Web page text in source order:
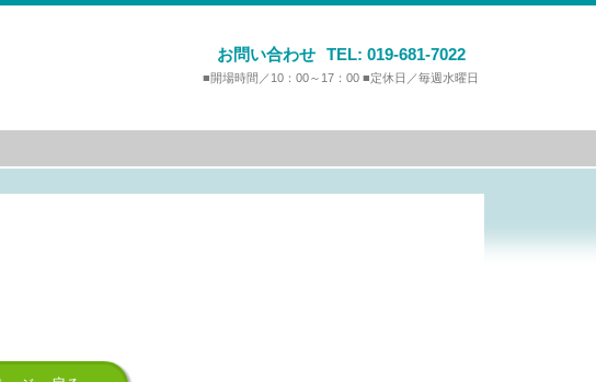
お問い合わせ TEL: 019-681-7022
■開場時間／10：00～17：00 ■定休日／毎週水曜日